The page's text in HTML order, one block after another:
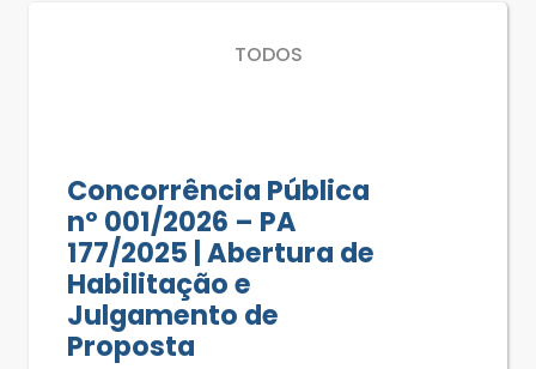
TODOS
Concorrência Pública
nº 001/2026 – PA
177/2025 | Abertura de
Habilitação e
Julgamento de
Proposta